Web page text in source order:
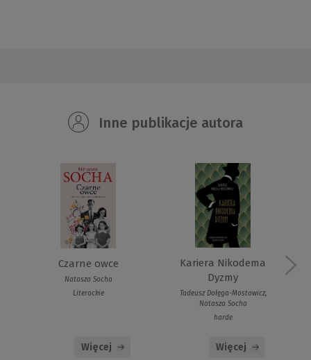
Inne publikacje autora
Czarne owce
Natasza Socha
Literackie
Więcej
Kariera Nikodema
Dyzmy
Tadeusz Dołęga-Mostowicz,
Natasza Socha
harde
Więcej